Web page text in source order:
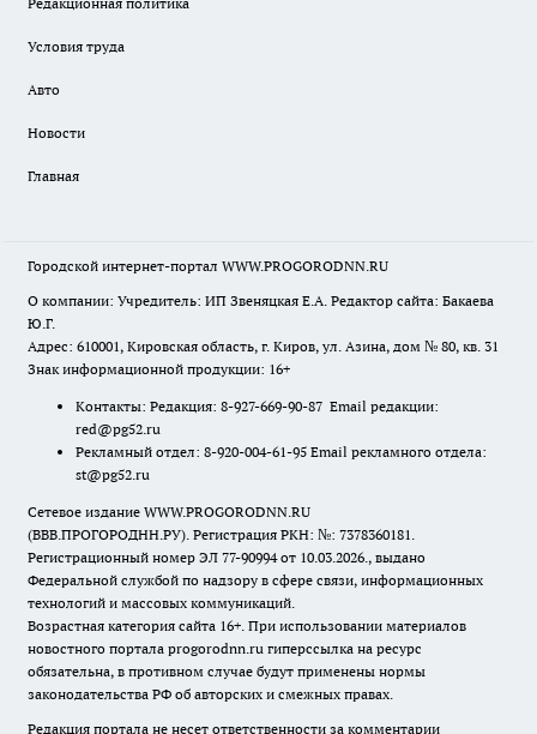
Условия труда
Авто
Новости
Главная
Городской интернет-портал WWW.PROGORODNN.RU
О компании: Учредитель: ИП Звеняцкая Е.А. Редактор сайта: Бакаева
Ю.Г.
Адрес: 610001, Кировская область, г. Киров, ул. Азина, дом № 80, кв. 31
Знак информационной продукции: 16+
Контакты: Редакция: 8-927-669-90-87 Email редакции:
red@pg52.ru
Рекламный отдел: 8-920-004-61-95 Email рекламного отдела:
st@pg52.ru
Сетевое издание WWW.PROGORODNN.RU
(ВВВ.ПРОГОРОДНН.РУ). Регистрация РКН: №: 7378360181.
Регистрационный номер ЭЛ 77-90994 от 10.03.2026., выдано
Федеральной службой по надзору в сфере связи, информационных
технологий и массовых коммуникаций.
Возрастная категория сайта 16+. При использовании материалов
новостного портала progorodnn.ru гиперссылка на ресурс
обязательна, в противном случае будут применены нормы
законодательства РФ об авторских и смежных правах.
Редакция портала не несет ответственности за комментарии